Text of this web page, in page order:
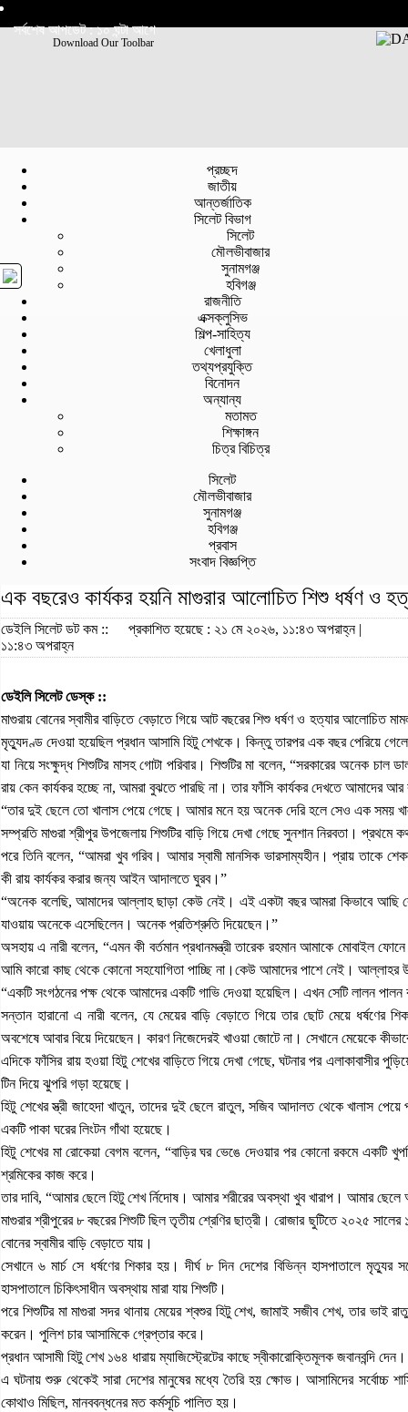
সর্বশেষ আপডেট : ১০ ঘন্টা আগে
Download Our Toolbar
প্রচ্ছদ
জাতীয়
আন্তর্জাতিক
সিলেট বিভাগ
সিলেট
মৌলভীবাজার
সুনামগঞ্জ
হবিগঞ্জ
রাজনীতি
এক্সক্লুসিভ
শিল্প-সাহিত্য
খেলাধুলা
তথ্যপ্রযুক্তি
বিনোদন
অন্যান্য
মতামত
শিক্ষাঙ্গন
চিত্র বিচিত্র
সিলেট
মৌলভীবাজার
সুনামগঞ্জ
হবিগঞ্জ
প্রবাস
সংবাদ বিজ্ঞপ্তি
এক বছরেও কার্যকর হয়নি মাগুরার আলোচিত শিশু ধর্ষণ ও
ডেইলি সিলেট ডট কম ::
প্রকাশিত হয়েছে : ২১ মে ২০২৬, ১১:৪৩ অপরাহ্ন |
১১:৪৩ অপরাহ্ন
ডেইলি সিলেট ডেস্ক ::
মাগুরায় বোনের স্বামীর বাড়িতে বেড়াতে গিয়ে আট বছরের শিশু ধর্ষণ ও হত্যার আলোচিত
মৃত্যুদণ্ড দেওয়া হয়েছিল প্রধান আসামি হিটু শেখকে। কিন্তু তারপর এক বছর পেরিয়ে
যা নিয়ে সংক্ষুদ্ধ শিশুটির মাসহ গোটা পরিবার। শিশুটির মা বলেন, “সরকারের অনেক চাল
রায় কেন কার্যকর হচ্ছে না, আমরা বুঝতে পারছি না। তার ফাঁসি কার্যকর দেখতে আমাদের
“তার দুই ছেলে তো খালাস পেয়ে গেছে। আমার মনে হয় অনেক দেরি হলে সেও এক সময়
সম্প্রতি মাগুরা শ্রীপুর উপজেলায় শিশুটির বাড়ি গিয়ে দেখা গেছে সুনশান নিরবতা। প্রথমে
পরে তিনি বলেন, “আমরা খুব গরিব। আমার স্বামী মানসিক ভারসাম্যহীন। প্রায় তাকে
কী রায় কার্যকর করার জন্য আইন আদালতে ঘুরব।”
“অনেক বলেছি, আমাদের আল্লাহ ছাড়া কেউ নেই। এই একটা বছর আমরা কিভাবে আছি
যাওয়ায় অনেকে এসেছিলেন। অনেক প্রতিশ্রুতি দিয়েছেন।”
অসহায় এ নারী বলেন, “এমন কী বর্তমান প্রধানমন্ত্রী তারেক রহমান আমাকে মোবাইল
আমি কারো কাছ থেকে কোনো সহযোগিতা পাচ্ছি না।কেউ আমাদের পাশে নেই।
“একটি সংগঠনের পক্ষ থেকে আমাদের একটি গাভি দেওয়া হয়েছিল। এখন সেটি লালন
সন্তান হারানো এ নারী বলেন, যে মেয়ের বাড়ি বেড়াতে গিয়ে তার ছোট মেয়ে ধর্ষণের
অবশেষে আবার বিয়ে দিয়েছেন। কারণ নিজেদেরই খাওয়া জোটে না। সেখানে মেয়েকে
এদিকে ফাঁসির রায় হওয়া হিটু শেখের বাড়িতে গিয়ে দেখা গেছে, ঘটনার পর এলাকাবাসীর
টিন দিয়ে ঝুপরি গড়া হয়েছে।
হিটু শেখের স্ত্রী জাহেদা খাতুন, তাদের দুই ছেলে রাতুল, সজিব আদালত থেকে খালাস পেয়ে
একটি পাকা ঘরের লিংটন গাঁথা হয়েছে।
হিটু শেখের মা রোকেয়া বেগম বলেন, “বাড়ির ঘর ভেঙে দেওয়ার পর কোনো রকমে একটি
শ্রমিকের কাজ করে।
তার দাবি, “আমার ছেলে হিটু শেখ র্নিদোষ। আমার শরীরের অবস্থা খুব খারাপ। আমার
মাগুরার শ্রীপুরের ৮ বছরের শিশুটি ছিল তৃতীয় শ্রেণির ছাত্রী। রোজার ছুটিতে ২০২৫ সালের ১
বোনের স্বামীর বাড়ি বেড়াতে যায়।
সেখানে ৬ মার্চ সে ধর্ষণের শিকার হয়। দীর্ঘ ৮ দিন দেশের বিভিন্ন হাসপাতালে মৃত্যুর
হাসপাতালে চিকিৎসাধীন অবস্থায় মারা যায় শিশুটি।
পরে শিশুটির মা মাগুরা সদর থানায় মেয়ের শ্বশুর হিটু শেখ, জামাই সজীব শেখ, তার ভাই
করেন। পুলিশ চার আসামিকে গ্রেপ্তার করে।
প্রধান আসামী হিটু শেখ ১৬৪ ধারায় ম্যাজিস্ট্রেটের কাছে স্বীকারোক্তিমূলক জবানবন্দি দেন।
এ ঘটনায় শুরু থেকেই সারা দেশের মানুষের মধ্যে তৈরি হয় ক্ষোভ। আসামিদের সর্বোচ্চ
কোথাও মিছিল, মানববন্ধনের মত কর্মসূচি পালিত হয়।